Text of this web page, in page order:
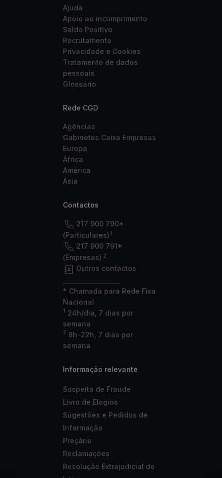
Ajuda
Apoio ao incumprimento
Saldo Positivo
Recrutamento
Privacidade e Cookies
Tratamento de dados
pessoais
Glossário
Rede CGD
Agências
Gabinetes Caixa Empresas
Europa
África
América
Ásia
Contactos
217 900 790*
(Particulares)1
217 900 791*
(Empresas) 2
Outros contactos
* Chamada para Rede Fixa
Nacional
1 24h/dia, 7 dias por
semana
2 8h-22h, 7 dias por
semana
Informação relevante
Suspeita de Fraude
Livro de Elogios
Sugestões e Pedidos de
Informação
Preçário
Reclamações
Resolução Extrajudicial de